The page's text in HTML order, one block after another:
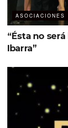
ASOCIACIONES
“Ésta no
Ibarra”